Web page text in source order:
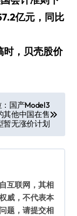
亿元，同比
时，贝壳股价
国产Model3
其他中国在售
暂无涨价计划
互联网，其相
威，不代表本
题，请提交相